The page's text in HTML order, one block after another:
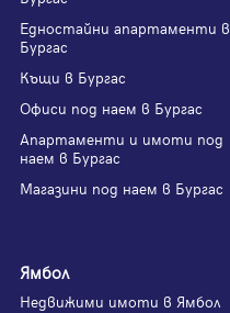
Едностайни апартаменти в
Бургас
Къщи в Бургас
Офиси под наем в Бургас
Апартаменти и имоти под
наем в Бургас
Магазини под наем в Бургас
Ямбол
Недвижими имоти в Ямбол